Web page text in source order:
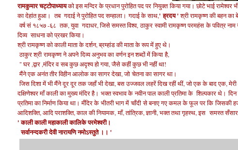
रामकुमार चट्टोपाध्यायको इस मन्दिर के प्रधान पुरोहित पद पर नियुक्तकिया गया। छोटे भाई
का देहांत हुआ। तब गदाई ने पुरोहित पद सम्हाला। गदाई के साथ,' ह्रदय 'श्री रामकृष्ण की बहन
वर्ष सं १८५७ -६८ तक, युवा गदाधर, जिसे समस्त विश्व, ठाकुर स्वामी रामकृष्ण परमहंसके पवित्र
दिव्य साधना को प्रखर किया।
श्री रामकृष्ण को काली माता के दर्शन, ब्रम्हांड की माता के रूप में हुए थे।
ठाकुर श्री रामकृष्ण ने अपने दिव्य अनुभव का वर्णन इन शब्दों में किया है,
" घर ,द्वार ,मंदिर वसब कुछ अदृश्य हो गया, जैसे कहीं कुछ भी नहीं था!
मैंने एक अनंत तीर विहीन आलोक का सागर देखा, जोचेतना का सागर था।
जिस दिशा में भी मैंने दूर दूर तक जहाँ भी देखा, बस उज्जवल लहरें दिख रहीं थीं, जो एक के बाद एक,
दक्षिणेश्वर माँ काली का मुख्य मंदिर है।भक्त स्वभाव केनवीन पाल काली प्रतिमा के शिल्पकार थे।
प्रतिमा का निर्माण किया था। मँदिर केभीतरी भाग मेंचाँदीसे बनाए गए कमल के फूल पर कि जिसकी
आदिशक्ति, आदि पराशक्ति, काल की नियामक,माँ, तांत्रिक, ज्ञानी, भक्त तथा गृहस्थ, इस समस्त
' काली काली महाकाली कालिके परमेश्वरी।
सर्वानन्दकरी देवी नारायणि नमोऽस्तुते ।। '